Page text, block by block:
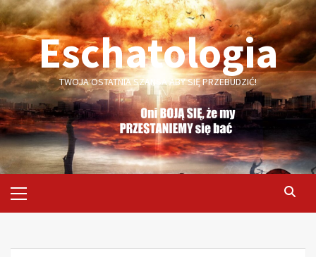
Skip
to
contentEschatologia
TWOJA OSTATNIA SZANSA ABY SIĘ PRZEBUDZIĆ!
Menu